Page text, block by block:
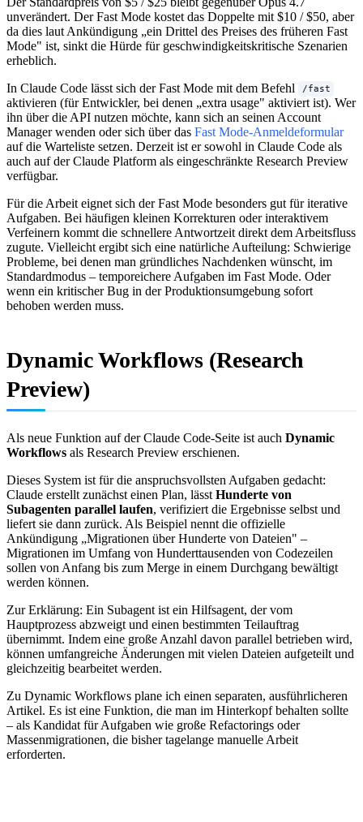
unverändert. Der Fast Mode kostet das Doppelte mit $10 / $50, aber
da dies laut Ankündigung „ein Drittel des Preises des früheren Fast
Mode" ist, sinkt die Hürde für geschwindigkeitskritische Szenarien
erheblich.
In Claude Code lässt sich der Fast Mode mit dem Befehl
/fast
aktivieren (für Entwickler, bei denen „extra usage" aktiviert ist). Wer
ihn über die API nutzen möchte, kann sich an seinen Account
Manager wenden oder sich über das Fast Mode-Anmeldeformular
auf die Warteliste setzen. Derzeit ist er sowohl in Claude Code als
auch auf der Claude Platform als eingeschränkte Research Preview
verfügbar.
Für die Arbeit eignet sich der Fast Mode besonders gut für iterative
Aufgaben. Bei häufigen kleinen Korrekturen oder interaktivem
Verfeinern kommt die schnellere Antwortzeit direkt dem Arbeitsfluss
zugute. Vielleicht ergibt sich eine natürliche Aufteilung: Schwierige
Probleme, bei denen man gründliches Nachdenken wünscht, im
Standardmodus – temporeichere Aufgaben im Fast Mode. Oder
wenn ein kritischer Bug in der Produktionsumgebung sofort
behoben werden muss.
Dynamic Workflows (Research
Preview)
Als neue Funktion auf der Claude Code-Seite ist auch Dynamic
Workflows als Research Preview erschienen.
Dieses System ist für die anspruchsvollsten Aufgaben gedacht:
Claude erstellt zunächst einen Plan, lässt Hunderte von
Subagenten parallel laufen, verifiziert die Ergebnisse selbst und
liefert sie dann zurück. Als Beispiel nennt die offizielle
Ankündigung „Migrationen über Hunderte von Dateien" –
Migrationen im Umfang von Hunderttausenden von Codezeilen
sollen von Anfang bis zum Merge in einem Durchgang bewältigt
werden können.
Zur Erklärung: Ein Subagent ist ein Hilfsagent, der vom
Hauptprozess abzweigt und einen bestimmten Teilauftrag
übernimmt. Indem eine große Anzahl davon parallel betrieben wird,
können umfangreiche Änderungen mit vielen Dateien aufgeteilt und
gleichzeitig bearbeitet werden.
Zu Dynamic Workflows plane ich einen separaten, ausführlicheren
Artikel. Es ist eine Funktion, die man im Hinterkopf behalten sollte
– als Kandidat für Aufgaben wie große Refactorings oder
Massenmigrationen, die bisher tagelange manuelle Arbeit
erforderten.